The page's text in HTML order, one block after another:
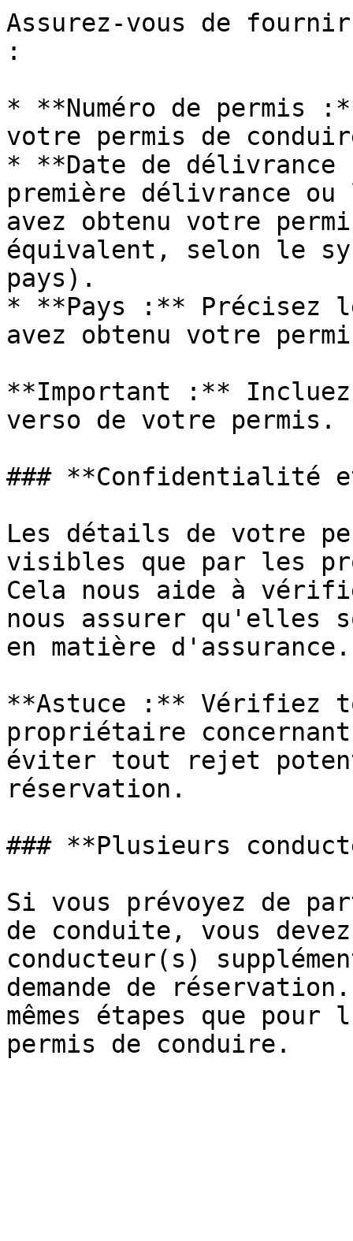
Assurez-vous de
:
* **Numéro de permis
votre permis de
* **Date de
première délivrance
avez obtenu votre
équivalent, selon le
pays).
* **Pays :** Précisez
avez obtenu votre
**Important :**
verso de votre permis.
### **Confidentialité
Les détails de votre
visibles que par les
Cela nous aide à
nous assurer qu'elles
en matière d'assurance.
**Astuce :** Vérifiez
propriétaire
éviter tout rejet
réservation.
### **Plusieurs
Si vous prévoyez de
de conduite, vous
conducteur(s)
demande de
mêmes étapes que